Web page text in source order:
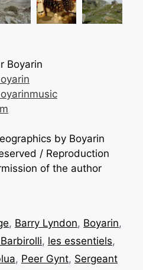
Boyarin
by Boyarin
/ Reproduction
of the author
, Barry Lyndon, Boyarin,
, les essentiels,
, Peer Gynt, Sergeant